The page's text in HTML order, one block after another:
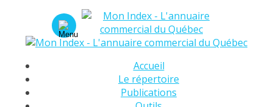
Accueil
Le répertoire
Publications